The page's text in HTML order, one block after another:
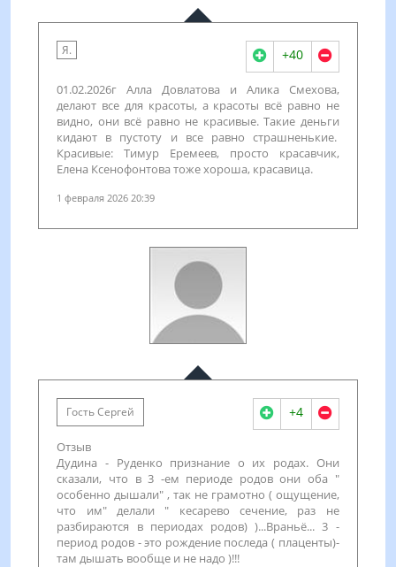
Я. +40
01.02.2026г Алла Довлатова и Алика Смехова,
делают все для красоты, а красоты всё равно не
видно, они всё равно не красивые. Такие деньги
кидают в пустоту и все равно страшненькие.
Красивые: Тимур Еремеев, просто красавчик,
Елена Ксенофонтова тоже хороша, красавица.
1 февраля 2026 20:39
Гость Сергей +4
Отзыв
Дудина - Руденко признание о их родах. Они
сказали, что в 3 -ем периоде родов они оба "
особенно дышали" , так не грамотно ( ощущение,
что им" делали " кесарево сечение, раз не
разбираются в периодах родов) )...Враньё... 3 -
период родов - это рождение последа ( плаценты)-
там дышать вообще и не надо )!!!